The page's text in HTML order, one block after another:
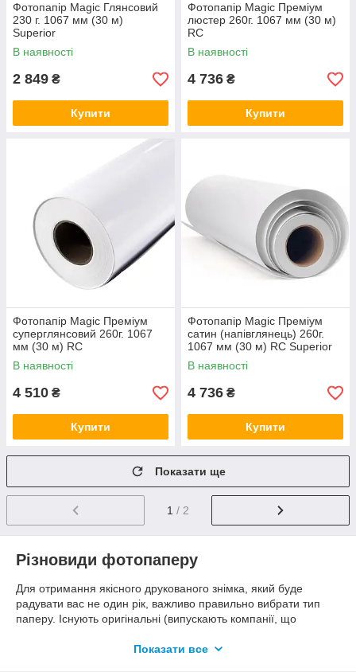
Фотопапір Magic Глянсовий
230 г. 1067 мм (30 м)
Superior
В наявності
2 849 ₴
Купити
Фотопапір Magic Преміум
люстер 260г. 1067 мм (30 м)
RC
В наявності
4 736 ₴
Купити
Фотопапір Magic Преміум
суперглянсовий 260г. 1067
мм (30 м) RC
В наявності
4 510 ₴
Купити
Фотопапір Magic Преміум
сатин (напівглянець) 260г.
1067 мм (30 м) RC Superior
В наявності
4 736 ₴
Купити
Показати ще
1 / 2
Різновиди фотопаперу
Для отримання якісного друкованого знімка, який буде
радувати вас не один рік, важливо правильно вибрати тип
паперу. Існують оригінальні (випускають компанії, що
Матовий фотопапір (Matte).Такий вид вважається
Показати все